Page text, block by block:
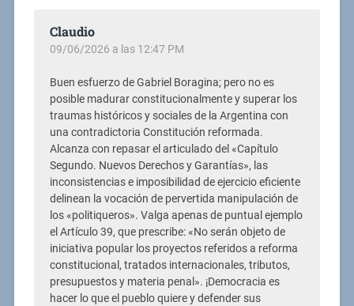
Claudio
09/06/2026 a las 12:47 PM
Buen esfuerzo de Gabriel Boragina; pero no es
posible madurar constitucionalmente y superar los
traumas históricos y sociales de la Argentina con
una contradictoria Constitución reformada.
Alcanza con repasar el articulado del «Capítulo
Segundo. Nuevos Derechos y Garantías», las
inconsistencias e imposibilidad de ejercicio eficiente
delinean la vocación de pervertida manipulación de
los «politiqueros». Valga apenas de puntual ejemplo
el Artículo 39, que prescribe: «No serán objeto de
iniciativa popular los proyectos referidos a reforma
constitucional, tratados internacionales, tributos,
presupuestos y materia penal». ¡Democracia es
hacer lo que el pueblo quiere y defender sus